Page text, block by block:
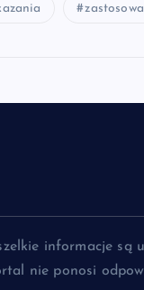
informacje są
nie ponosi